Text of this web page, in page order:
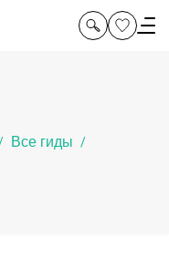
Все гиды /